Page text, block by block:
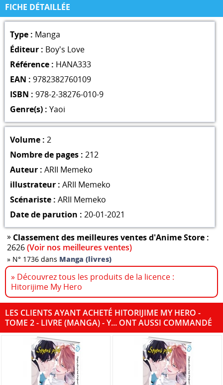
FICHE DÉTAILLÉE
Type : Manga
Éditeur : Boy's Love
Référence : HANA333
EAN : 9782382760109
ISBN : 978-2-38276-010-9
Genre(s) : Yaoi
Volume : 2
Nombre de pages : 212
Auteur : ARII Memeko
illustrateur : ARII Memeko
Scénariste : ARII Memeko
Date de parution : 20-01-2021
» Classement des meilleures ventes d'Anime Store :
2626(Voir nos meilleures ventes)
» N° 1736 dans Manga (livres)
» Découvrez tous les produits de la licence :
Hitorijime My Hero
LES CLIENTS AYANT ACHETÉ HITORIJIME MY HERO -
TOME 2 - LIVRE (MANGA) - Y... ONT AUSSI COMMANDÉ